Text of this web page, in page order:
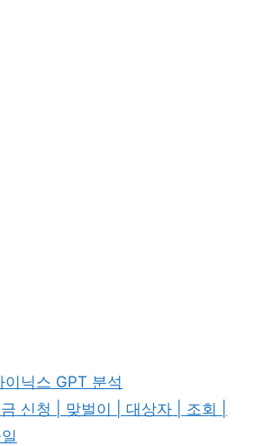
이닉스 GPT 분석
신청 | 맞벌이 | 대상자 | 조회 |